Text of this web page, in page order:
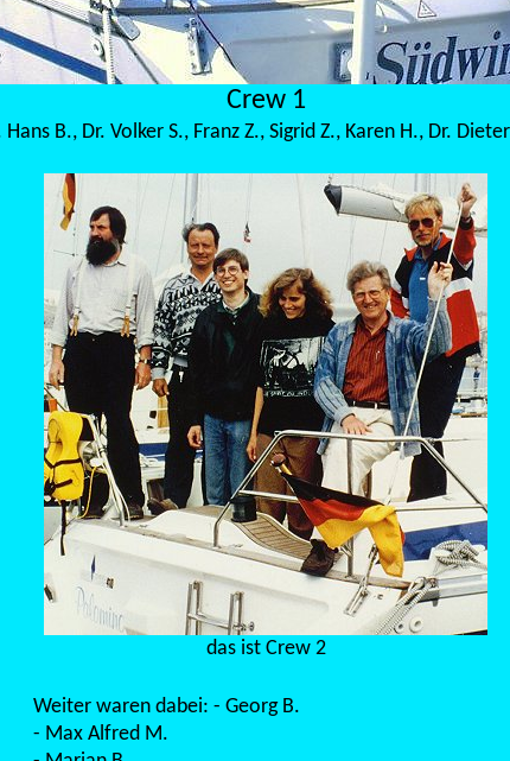
Crew 1
B., Dr. Volker S., Franz Z., Sigrid Z., Karen H., Dr.
das ist Crew 2
Weiter waren dabei: - Georg B.
- Max Alfred M.